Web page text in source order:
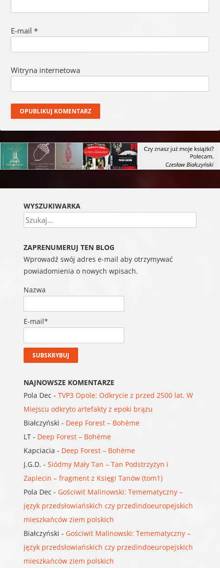
E-mail *
Witryna internetowa
WYSZUKIWARKA
Szukaj
ZAPRENUMERUJ TEN BLOG
Wprowadź swój adres e-mail aby otrzymywać
powiadomienia o nowych wpisach.
Nazwa
E-mail*
NAJNOWSZE KOMENTARZE
Pola Dec - TVP3 Opole: Odkrycie z przed 2500 lat. W
Miejscu odkryto artefakty z epoki brązu
Białczyński - Deep Forest – Bohème
LT- Deep Forest – Bohème
Kapciacia - Deep Forest – Bohème
J.G.D. - Siódmy Mały Tan – Tan Podstrzyżyn i
Zaplecin – fragment z Księgi Tanów (tom1)
Pola Dec - Gościwit Malinowski: Temematyczny –
język przedsłowiańskich czy przedindoeuropejskich
mieszkańców ziem polskich
Białczyński - Gościwit Malinowski: Temematyczny –
język przedsłowiańskich czy przedindoeuropejskich
mieszkańców ziem polskich